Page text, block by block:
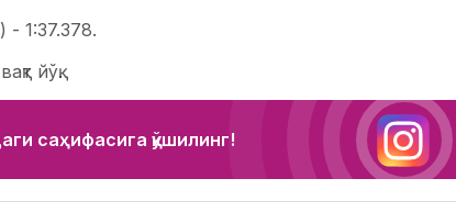
- 1:37.378.
йўқ.
саҳифасига қўшилинг!